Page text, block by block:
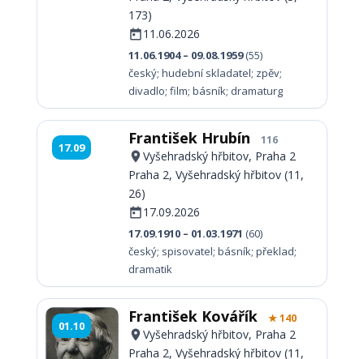
173)
11.06.2026
11.06.1904 – 09.08.1959(55)
český; hudební skladatel; zpěv;
divadlo; film; básník; dramaturg
17.09 František Hrubín 116
Vyšehradský hřbitov, Praha 2
Praha 2, Vyšehradský hřbitov (11,
26)
17.09.2026
17.09.1910 – 01.03.1971 (60)
český; spisovatel; básník; překlad;
dramatik
01.10 František Kovářík ★ 140
Vyšehradský hřbitov, Praha 2
Praha 2, Vyšehradský hřbitov (11,